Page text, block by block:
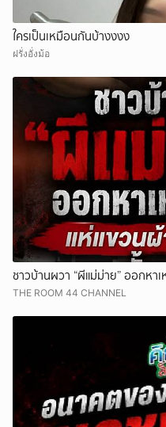
ใครเป็นเหมือนกันบ้างงงง
ฝรั่งอั่งม้อ
ชาวบ้านผวา “ผีแม่ม่าย” ออกหา
THE ROOM 44 CHANNEL